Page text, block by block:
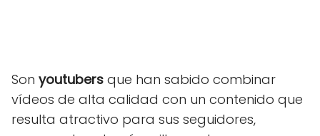
Son youtubers que han sabido combinar
vídeos de alta calidad con un contenido que
resulta atractivo para sus seguidores,